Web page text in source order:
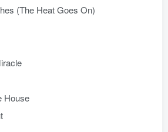
(The Heat Goes On)
House